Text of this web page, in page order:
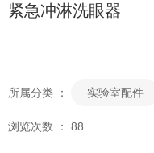
紧急冲淋洗眼器
所属分类 ： 实验室配件
浏览次数 ： 88